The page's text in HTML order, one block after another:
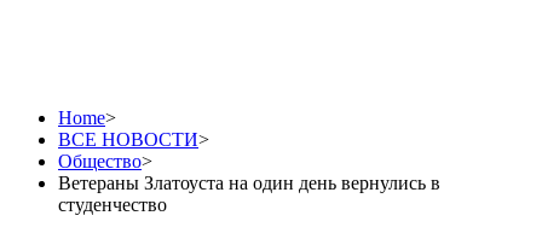
Home>
ВСЕ НОВОСТИ>
Общество>
Ветераны Златоуста на один день вернулись в
студенчество